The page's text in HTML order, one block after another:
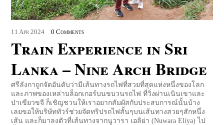
11 Apr 2024 0 Comments
Train Experience in Sri
Lanka – Nine Arch Bridge
ศรีลังกาถูกจัดอันดับว่ามีเส้นทางรถไฟที่สวยที่สุดแห่งหนึ่งของโลก
และภาพของเหล่าบล็อกเกอร์บนขบวนรถไฟ ที่วิ่งผ่านเนินเขาและ
ป่าเขียวขจี ก็เชิญชวนให้เราอยากสัมผัสกับประสบการณ์นั้นบ้าง
เลยขอให้บริษัททัวร์ช่วยจัดทริปรถไฟสั้นๆบนเส้นทางสวยๆสักหนึ่ง
เส้น และก็มาลงตัวที่เส้นทางจากนูวารา เอลิย่า (Nuwara Eliya) ไป